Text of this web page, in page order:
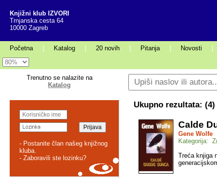
Knjižni klub IZVORI
Trnjanska cesta 64
10000 Zagreb
Početna Katalog 20 novih Pitanja Novosti
Trenutno se nalazite na
Katalog
- Postanite član našeg knjižnog
kluba.
- Zaboravili ste lozinku?
Ukupno rezultata: (4)
Calde
Gene Wolfe
Kategorija:
Treća knjiga